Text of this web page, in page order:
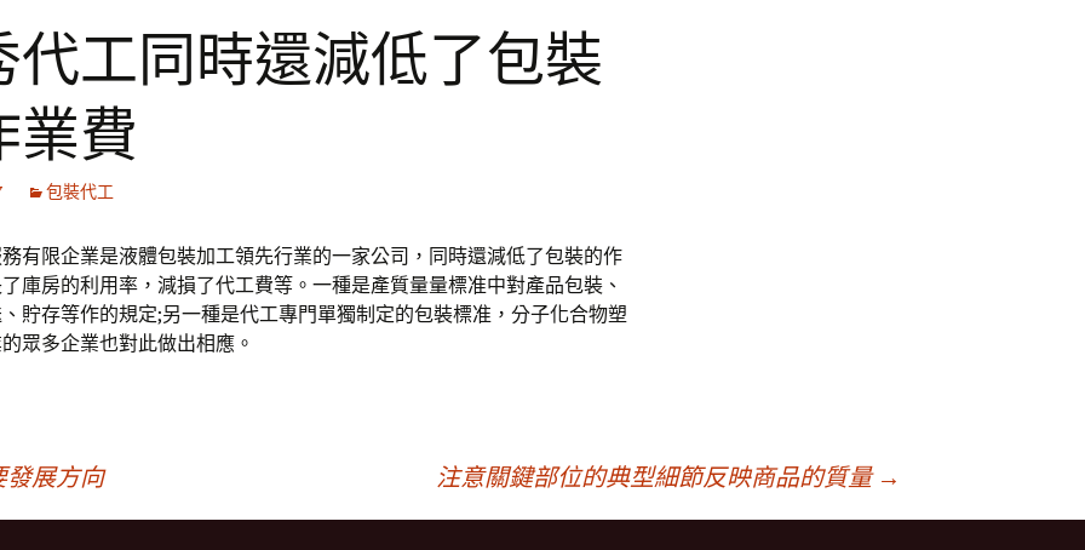
代工同時還減低了包裝
業費
包裝代工
有限企業是液體包裝加工領先行業的一家公司，同時還減低了包裝的作
庫房的利用率，減損了代工費等。一種是產質量量標准中對產品包裝、
貯存等作的規定;另一種是代工專門單獨制定的包裝標准，分子化合物塑
眾多企業也對此做出相應。
發展方向 注意關鍵部位的典型細節反映商品的質量 →